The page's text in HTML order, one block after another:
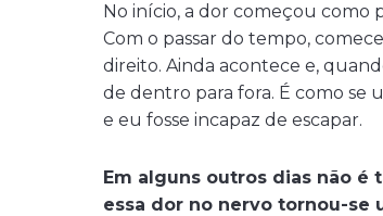
No início, a dor começou como
Com o passar do tempo,
direito. Ainda acontece e,
de dentro para fora. É como se
e eu fosse incapaz de escapar.
Em alguns outros dias não é
essa dor no nervo tornou-se